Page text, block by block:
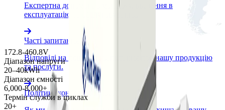
Експертна допомога з монтажу, введення в
експлуатацію та обслуговування.
Часті запитання
Відповіді на поширені запитання про нашу продукцію
та послуги.
Політика конфіденційності
172.8-460.8V
Діапазон напруги
20–40kWh
Діапазон ємності
6,000-8,000+
Термін служби в циклах
20+